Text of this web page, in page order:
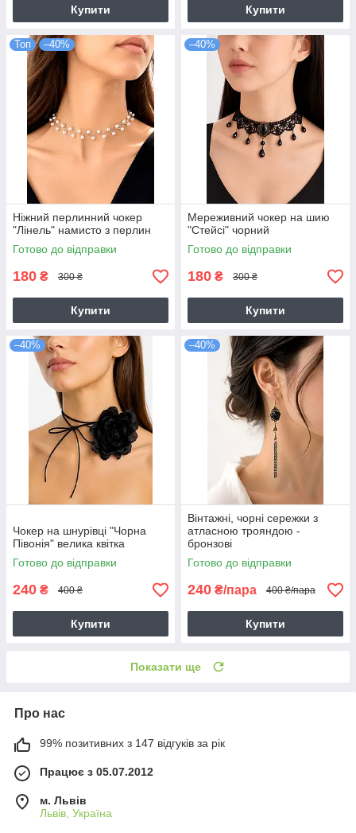
Купити Купити
Топ –40%
Ніжний перлинний чокер
"Лінель" намисто з перлин
Готово до відправки
180 ₴ 300 ₴
Купити
–40%
Мереживний чокер на шию
"Стейсі" чорний
Готово до відправки
180 ₴ 300 ₴
Купити
–40%
Чокер на шнурівці "Чорна
Півонія" велика квітка
Готово до відправки
240 ₴ 400 ₴
Купити
–40%
Вінтажні, чорні сережки з
атласною трояндою -
бронзові
Готово до відправки
240 ₴/пара 400 ₴/пара
Купити
Показати ще
Про нас
99% позитивних з 147 відгуків за рік
Працює з 05.07.2012
м. Львів
Львів, Україна